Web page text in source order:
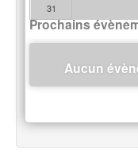
31
Prochains
Aucun